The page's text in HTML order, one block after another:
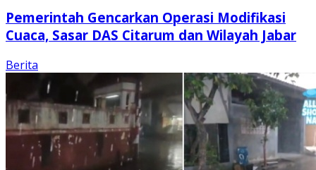
Pemerintah Gencarkan Operasi Modifikasi
Cuaca, Sasar DAS Citarum dan Wilayah Jabar
Berita